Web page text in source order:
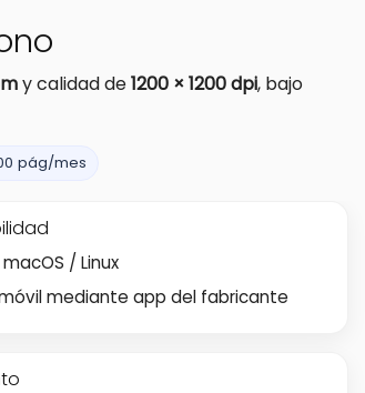
y calidad de1200 × 1200 dpi, bajo
pág/mes
/ Linux
mediante app del fabricante